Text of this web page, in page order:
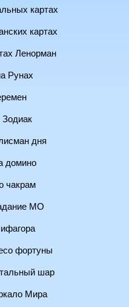
картах
картах
Ленорман
Рунах
Зодиак
дня
домино
чакрам
МО
фортуны
шар
Мира